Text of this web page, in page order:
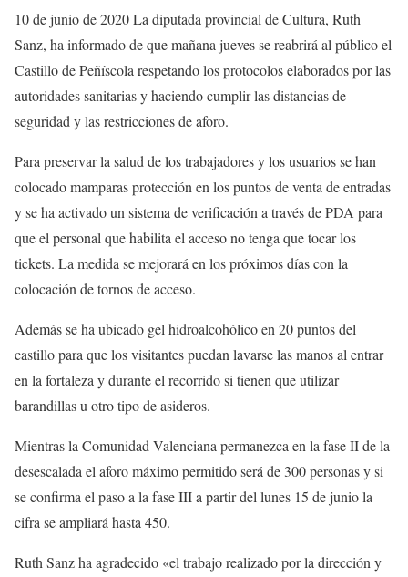
10 de junio de 2020 La diputada provincial de Cultura, Ruth
Sanz, ha informado de que mañana jueves se reabrirá al público el
Castillo de Peñíscola respetando los protocolos elaborados por las
autoridades sanitarias y haciendo cumplir las distancias de
seguridad y las restricciones de aforo.
Para preservar la salud de los trabajadores y los usuarios se han
colocado mamparas protección en los puntos de venta de entradas
y se ha activado un sistema de verificación a través de PDA para
que el personal que habilita el acceso no tenga que tocar los
tickets. La medida se mejorará en los próximos días con la
colocación de tornos de acceso.
Además se ha ubicado gel hidroalcohólico en 20 puntos del
castillo para que los visitantes puedan lavarse las manos al entrar
en la fortaleza y durante el recorrido si tienen que utilizar
barandillas u otro tipo de asideros.
Mientras la Comunidad Valenciana permanezca en la fase II de la
desescalada el aforo máximo permitido será de 300 personas y si
se confirma el paso a la fase III a partir del lunes 15 de junio la
cifra se ampliará hasta 450.
Ruth Sanz ha agradecido «el trabajo realizado por la dirección y